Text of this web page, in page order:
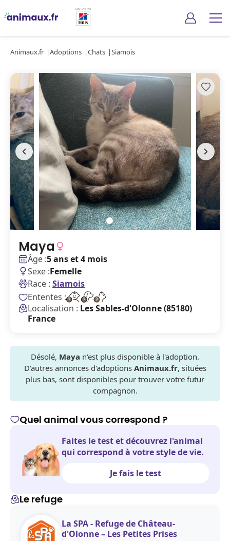
Animaux.fr Adoptions Chats Siamois
Maya
Âge :5 ans et 4 mois
Sexe :Femelle
Race : Siamois
Ententes :
Localisation : Les Sables-d'Olonne (85180)
France
Désolé, Maya n'est plus disponible à l'adoption.
D'autres annonces d'adoptions Animaux.fr, situées
plus bas, sont disponibles pour trouver votre futur
compagnon.
Quel animal vous correspond ?
Faites le test et découvrez l'animal
qui correspond à votre style de vie.
Je fais le test
Le refuge
La SPA - Refuge de Château-
d'Olonne – Les Petites Prises